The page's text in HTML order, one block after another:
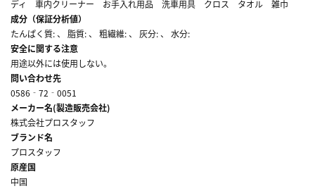
ディ 車内クリーナー お手入れ用品 洗車用具 クロス タオル 雑巾
成分（保証分析値）
たんぱく質: 、 脂質: 、 粗繊維: 、 灰分: 、 水分:
安全に関する注意
用途以外には使用しない。
問い合わせ先
0586‐72‐0051
メーカー名(製造販売会社)
株式会社プロスタッフ
ブランド名
プロスタッフ
原産国
中国